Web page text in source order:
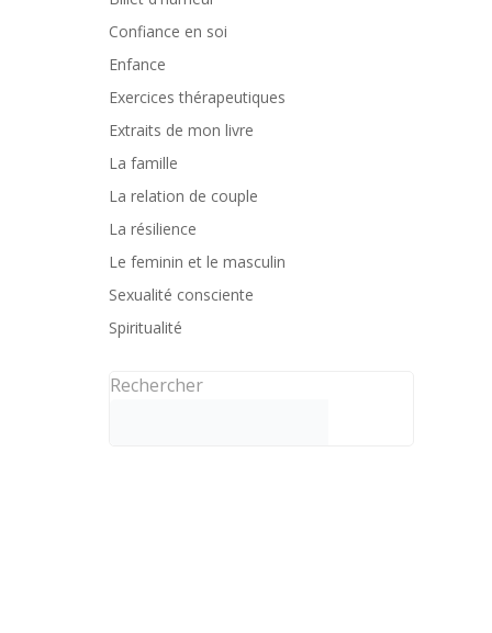
Confiance en soi
Enfance
Exercices thérapeutiques
Extraits de mon livre
La famille
La relation de couple
La résilience
Le feminin et le masculin
Sexualité consciente
Spiritualité
Rechercher